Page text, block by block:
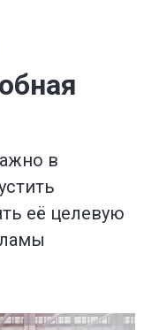
в
её целевую